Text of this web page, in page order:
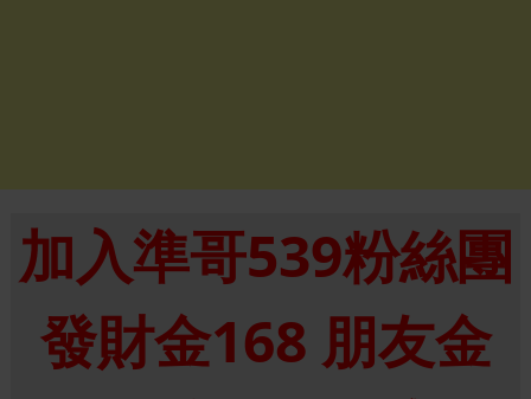
加入準哥539粉絲團
發財金168 朋友金